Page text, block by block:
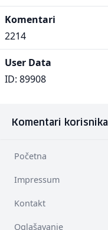
Komentari
2214
User Data
ID: 89908
Komentari korisnika
Početna
Impressum
Kontakt
Oglašavanje